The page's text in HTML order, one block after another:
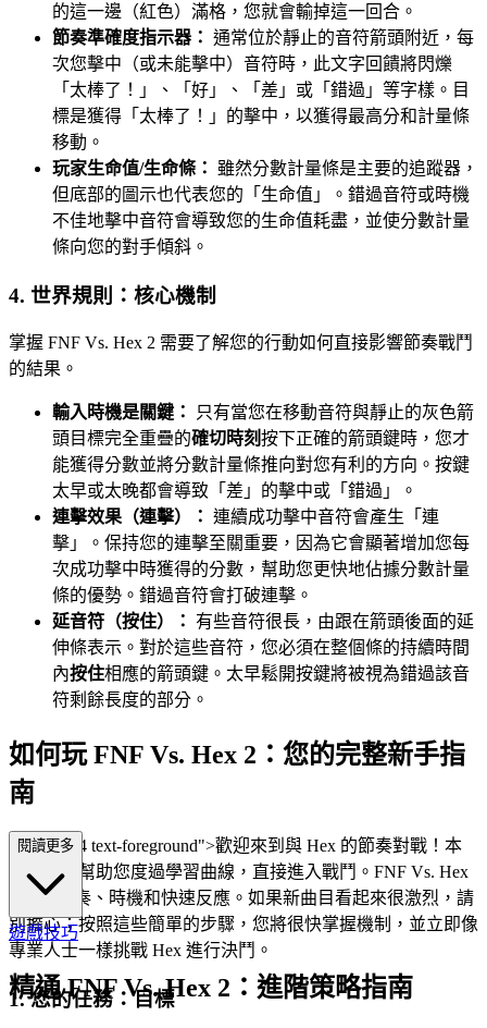
的這一邊（紅色）滿格，您就會輸掉這一回合。
節奏準確度指示器： 通常位於靜止的音符箭頭附近，每
次您擊中（或未能擊中）音符時，此文字回饋將閃爍
「太棒了！」、「好」、「差」或「錯過」等字樣。目
標是獲得「太棒了！」的擊中，以獲得最高分和計量條
移動。
玩家生命值/生命條：
雖然分數計量條是主要的追蹤器，
但底部的圖示也代表您的「生命值」。錯過音符或時機
不佳地擊中音符會導致您的生命值耗盡，並使分數計量
條向您的對手傾斜。
4. 世界規則：核心機制
掌握 FNF Vs. Hex 2 需要了解您的行動如何直接影響節奏戰鬥
的結果。
輸入時機是關鍵：
只有當您在移動音符與靜止的灰色箭
頭目標完全重疊的確切時刻按下正確的箭頭鍵時，您才
能獲得分數並將分數計量條推向對您有利的方向。按鍵
太早或太晚都會導致「差」的擊中或「錯過」。
連擊效果（連擊）： 連續成功擊中音符會產生「連
擊」。保持您的連擊至關重要，因為它會顯著增加您每
次成功擊中時獲得的分數，幫助您更快地佔據分數計量
條的優勢。錯過音符會打破連擊。
延音符（按住）：
有些音符很長，由跟在箭頭後面的延
伸條表示。對於這些音符，您必須在整個條的持續時間
內按住相應的箭頭鍵。太早鬆開按鍵將被視為錯過該音
符剩餘長度的部分。
如何玩 FNF Vs. Hex 2：您的完整新手指
南
lass="mb-4 text-foreground">歡迎來到與 Hex 的節奏對戰！本
指南旨在幫助您度過學習曲線，直接進入戰鬥。FNF Vs. Hex
2 關乎節奏、時機和快速反應。如果新曲目看起來很激烈，請
別擔心；按照這些簡單的步驟，您將很快掌握機制，並立即像
專業人士一樣挑戰 Hex 進行決鬥。
1. 您的任務：目標
閱讀更多
遊戲技巧
精通 FNF Vs. Hex 2：進階策略指南